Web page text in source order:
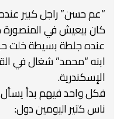
“عم حسن” راجل كبير عنده 78
كان بيعيش في
عنده جلطة بسيطة خلت
ابنه “محمد” شغال في
الإسكندرية.
فكل واحد فيهم بدأ يسأل
ناس كتير اليومين دول: